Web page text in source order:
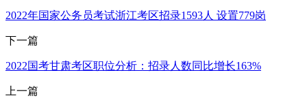
2022年国家公务员考试浙江考区招录1593人 设置779岗
下一篇
2022国考甘肃考区职位分析：招录人数同比增长163%
上一篇